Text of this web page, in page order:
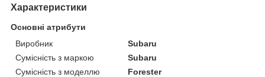
Характеристики
Основні атрибути
Виробник
Subaru
Сумісність з маркою
Subaru
Сумісність з моделлю
Forester